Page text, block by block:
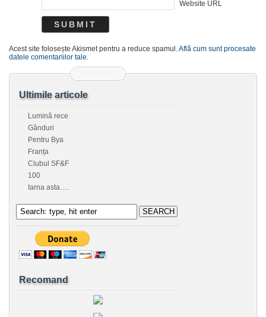
Website URL
Acest site folosește Akismet pentru a reduce spamul.Află cum sunt procesate
datele comentariilor tale.
Ultimile articole
Lumină rece
Gânduri
Pentru Bya
Franța
Clubul SF&F
100
Iarna asta….
Recomand